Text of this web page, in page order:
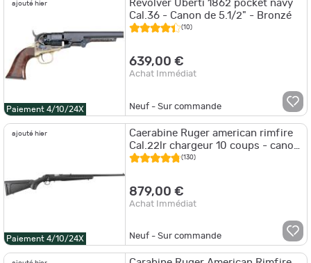
ajouté hier
Paiement 4/10/24X
Revolver Uberti 1862 pocket navy
Cal.36 - Canon de 5.1/2" - Bronzé
(10)
639,00 €
Achat Immédiat
Neuf - Sur commande
ajouté hier
Paiement 4/10/24X
Caerabine Ruger american rimfire
Cal.22lr chargeur 10 coups - canon
56cm
(130)
879,00 €
Achat Immédiat
Neuf - Sur commande